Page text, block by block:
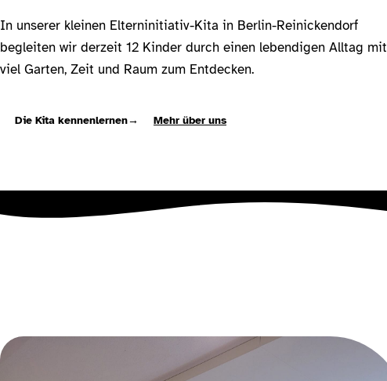
In unserer kleinen Elterninitiativ-Kita in Berlin-Reinickendorf
begleiten wir derzeit 12 Kinder durch einen lebendigen Alltag mit
viel Garten, Zeit und Raum zum Entdecken.
Die Kita kennenlernen→ Mehr über uns